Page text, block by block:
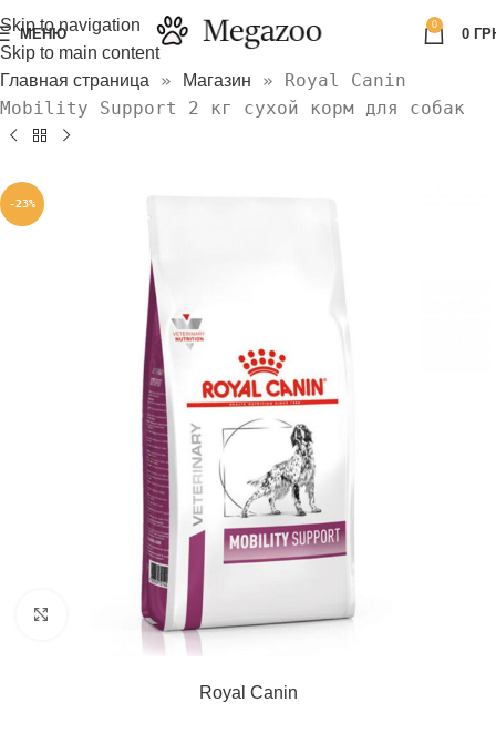
Skip to navigation
Skip to main content
МЕНЮ
0
0
Главная страница » Магазин » Royal Canin
Mobility Support 2 кг сухой корм для собак
-23%
Нажмите, чтобы увеличить
Royal Canin